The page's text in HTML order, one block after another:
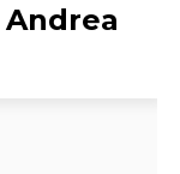
Andrea